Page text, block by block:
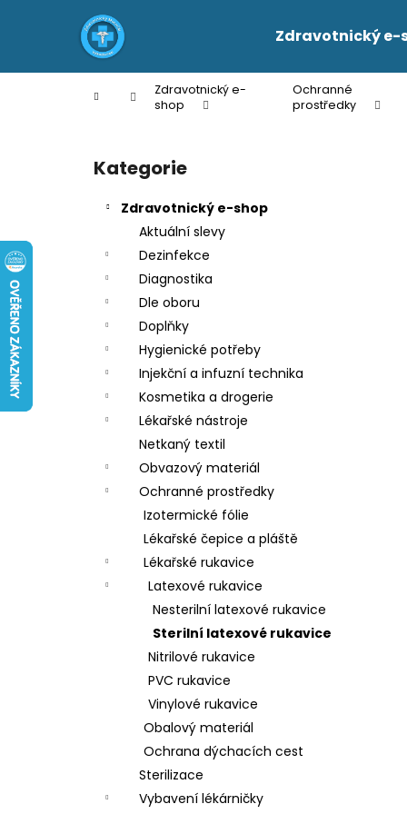
Zdravotnický e-
Domů
Zdravotnický e-
shop
Ochranné
prostředky
Přeskočit
kategorie
Kategorie
Zdravotnický e-shop
Aktuální slevy
Dezinfekce
Diagnostika
Dle oboru
Doplňky
Hygienické potřeby
Injekční a infuzní technika
Kosmetika a drogerie
Lékařské nástroje
Netkaný textil
Obvazový materiál
Ochranné prostředky
Izotermické fólie
Lékařské čepice a pláště
Lékařské rukavice
Latexové rukavice
Nesterilní latexové rukavice
Sterilní latexové rukavice
Nitrilové rukavice
PVC rukavice
Vinylové rukavice
Obalový materiál
Ochrana dýchacích cest
Sterilizace
Vybavení lékárničky
í
Zpět
do
Zpět
do